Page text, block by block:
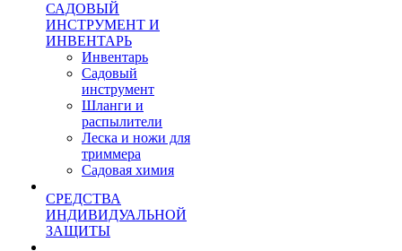
САДОВЫЙ
ИНСТРУМЕНТ И
ИНВЕНТАРЬ
Инвентарь
Садовый
инструмент
Шланги и
распылители
Леска и ножи для
триммера
Садовая химия
СРЕДСТВА
ИНДИВИДУАЛЬНОЙ
ЗАЩИТЫ